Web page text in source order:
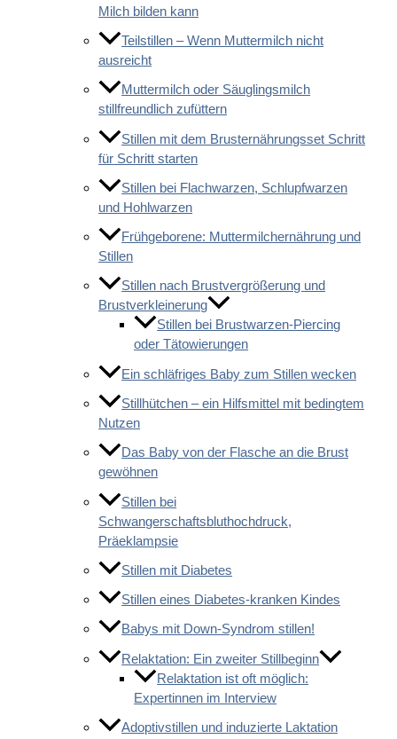
Milch bilden kann
Teilstillen – Wenn Muttermilch nicht
ausreicht
Muttermilch oder Säuglingsmilch
stillfreundlich zufüttern
Stillen mit dem Brusternährungsset Schritt
für Schritt starten
Stillen bei Flachwarzen, Schlupfwarzen
und Hohlwarzen
Frühgeborene: Muttermilchernährung und
Stillen
Stillen nach Brustvergrößerung und
Brustverkleinerung
Stillen bei Brustwarzen-Piercing
oder Tätowierungen
Ein schläfriges Baby zum Stillen wecken
Stillhütchen – ein Hilfsmittel mit bedingtem
Nutzen
Das Baby von der Flasche an die Brust
gewöhnen
Stillen bei
Schwangerschaftsbluthochdruck,
Präeklampsie
Stillen mit Diabetes
Stillen eines Diabetes-kranken Kindes
Babys mit Down-Syndrom stillen!
Relaktation: Ein zweiter Stillbeginn
Relaktation ist oft möglich:
Expertinnen im Interview
Adoptivstillen und induzierte Laktation